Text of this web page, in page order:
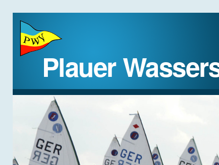
Plauer
STARTSEITE